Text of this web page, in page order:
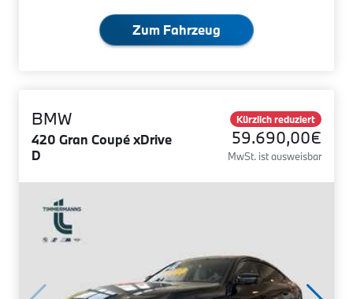
Zum Fahrzeug
BMW
420 Gran Coupé xDrive
D
Kürzlich reduziert
59.690,00€
MwSt. ist ausweisbar